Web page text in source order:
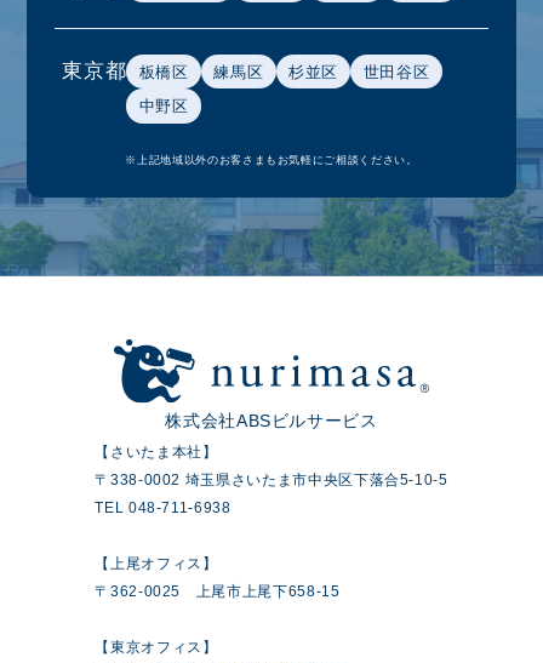
東京都 板橋区 練馬区 杉並区
世田谷区
中野区
※上記地域以外のお客さまもお気軽にご相談ください。
株式会社ABSビルサービス
【さいたま本社】
〒338-0002 埼玉県さいたま市中央区下落合5-10-5
TEL 048-711-6938
【上尾オフィス】
〒362-0025 上尾市上尾下658-15
【東京オフィス】